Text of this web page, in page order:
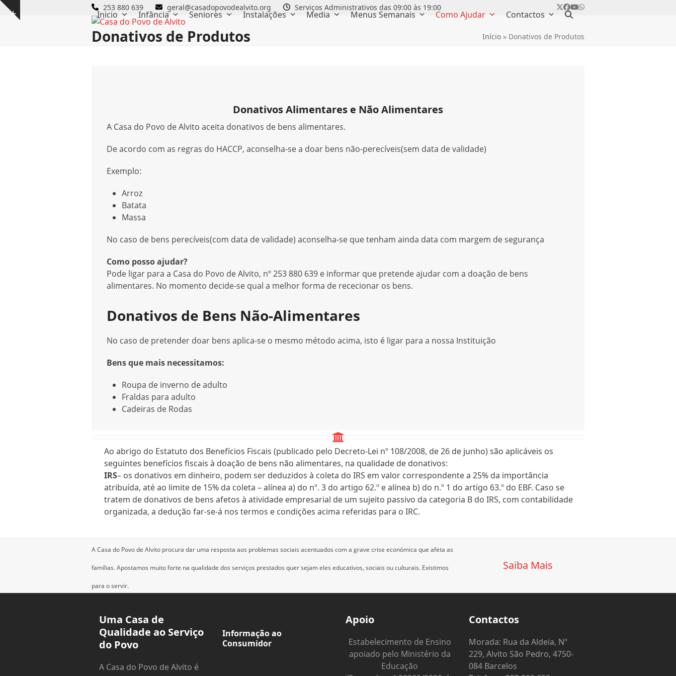
Skip
Show
253 880 639 geral@casadopovodealvito.org Serviços Administrativos das 09:00 às 19:00 Twitter
Facebook
YouTube
Whatsapp
Inicio Infância Seniores Instalações Media Menus Semanais Como Ajudar Contactos
Donativos de Produtos Início » Donativos de Produtos
Donativos Alimentares e Não Alimentares
A Casa do Povo de Alvito aceita donativos de bens alimentares.
De acordo com as regras do HACCP, aconselha-se a doar bens não-perecíveis(sem data de validade)
Exemplo:
Arroz
Batata
Massa
No caso de bens perecíveis(com data de validade) aconselha-se que tenham ainda data com margem de segurança
Como posso ajudar?
Pode ligar para a Casa do Povo de Alvito, nº 253 880 639 e informar que pretende ajudar com a doação de bens
alimentares. No momento decide-se qual a melhor forma de rececionar os bens.
Donativos de Bens Não-Alimentares
No caso de pretender doar bens aplica-se o mesmo método acima, isto é ligar para a nossa Instituição
Bens que mais necessitamos:
Roupa de inverno de adulto
Fraldas para adulto
Cadeiras de Rodas
Ao abrigo do Estatuto dos Benefícios Fiscais (publicado pelo Decreto-Lei nº 108/2008, de 26 de junho) são aplicáveis os
seguintes benefícios fiscais à doação de bens não alimentares, na qualidade de donativos:
IRS– os donativos em dinheiro, podem ser deduzidos à coleta do IRS em valor correspondente a 25% da importância
atribuída, até ao limite de 15% da coleta – alínea a) do nº. 3 do artigo 62.º e alínea b) do n.º 1 do artigo 63.º do EBF. Caso se
tratem de donativos de bens afetos à atividade empresarial de um sujeito passivo da categoria B do IRS, com contabilidade
organizada, a dedução far-se-á nos termos e condições acima referidas para o IRC.
A Casa do Povo de Alvito procura dar uma resposta aos problemas sociais acentuados com a grave crise económica que afeta as
famílias.Apostamos muito forte na qualidade dos serviços prestados quer sejam eles educativos, sociais ou culturais. Existimos
para o servir.
Saiba Mais
Uma Casa de
Qualidade ao Serviço
do Povo
A Casa do Povo de Alvito é
Informação ao
Consumidor
Apoio
Estabelecimento de Ensino
apoiado pelo Ministério da
Educação
Contactos
Morada: Rua da Aldeia, Nº
229, Alvito São Pedro, 4750-
084 Barcelos